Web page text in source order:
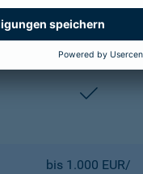
2-fach
enthalten
bis 1.000 EUR/